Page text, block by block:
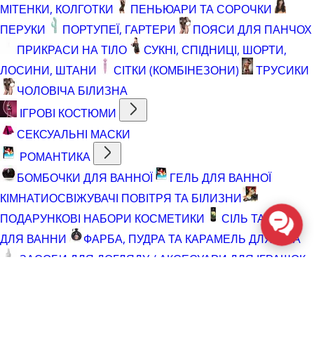
МІТЕНКИ, КОЛГОТКИ
ПЕНЬЮАРИ ТА СОРОЧКИ
ПЕРУКИ
ПОРТУПЕЇ, ГАРТЕРИ
ПОЯСИ ДЛЯ ПАНЧОХ
ПРИКРАСИ НА ТІЛО
СУКНІ, СПІДНИЦІ, ШОРТИ,
ЛОСИНИ, ШТАНИ
СІТКИ (КОМБІНЕЗОНИ)
ТРУСИКИ
ЧОЛОВІЧА БІЛИЗНА
ІГРОВІ КОСТЮМИ
СЕКСУАЛЬНІ МАСКИ
РОМАНТИКА
БОМБОЧКИ ДЛЯ ВАННОЇ
ГЕЛЬ ДЛЯ ВАННОЇ
КІМНАТИОСВІЖУВАЧІ ПОВІТРЯ ТА БІЛИЗНИ
ПОДАРУНКОВІ НАБОРИ КОСМЕТИКИ
СІЛЬ ТА ПІНА
ДЛЯ ВАННИ
ФАРБА, ПУДРА ТА КАРАМЕЛЬ ДЛЯ ТІЛА
ЗАСОБИ ДЛЯ ДОГЛЯДУ / АКСЕСУАРИ ДЛЯ ІГРАШОК